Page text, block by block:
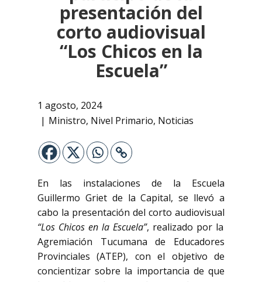
presentación del
corto audiovisual
“Los Chicos en la
Escuela”
1 agosto, 2024
Ministro, Nivel Primario, Noticias
En las instalaciones de la Escuela
Guillermo Griet de la Capital, se llevó a
cabo la presentación del corto audiovisual
“Los Chicos en la Escuela”, realizado por la
Agremiación Tucumana de Educadores
Provinciales (ATEP), con el objetivo de
concientizar sobre la importancia de que